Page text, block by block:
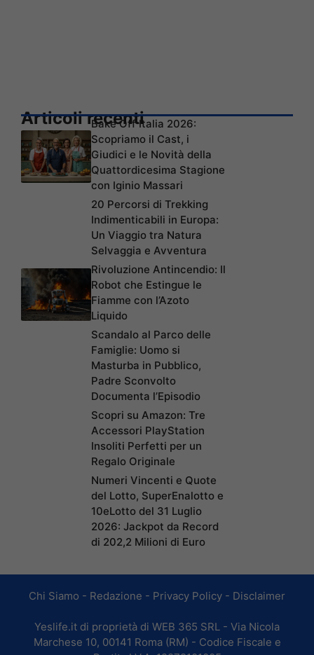
Articoli recentiBake Off Italia 2026:
Scopriamo il Cast, i
Giudici e le Novità della
Quattordicesima Stagione
con Iginio Massari
20 Percorsi di Trekking
Indimenticabili in Europa:
Un Viaggio tra Natura
Selvaggia e Avventura
Rivoluzione Antincendio: Il
Robot che Estingue le
Fiamme con l’Azoto
Liquido
Scandalo al Parco delle
Famiglie: Uomo si
Masturba in Pubblico,
Padre Sconvolto
Documenta l’Episodio
Scopri su Amazon: Tre
Accessori PlayStation
Insoliti Perfetti per un
Regalo Originale
Numeri Vincenti e Quote
del Lotto, SuperEnalotto e
10eLotto del 31 Luglio
2026: Jackpot da Record
di 202,2 Milioni di Euro
Chi Siamo - Redazione - Privacy Policy - Disclaimer
Yeslife.it di proprietà di WEB 365 SRL - Via Nicola
Marchese 10, 00141 Roma (RM) - Codice Fiscale e